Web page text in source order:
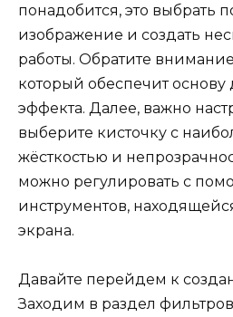
понадобится, это выбрать
изображение и создать
работы. Обратите
который обеспечит основу
эффекта. Далее, важно
выберите кисточку с
жёсткостью и
можно регулировать с
инструментов,
экрана.
Давайте перейдем к
Заходим в раздел